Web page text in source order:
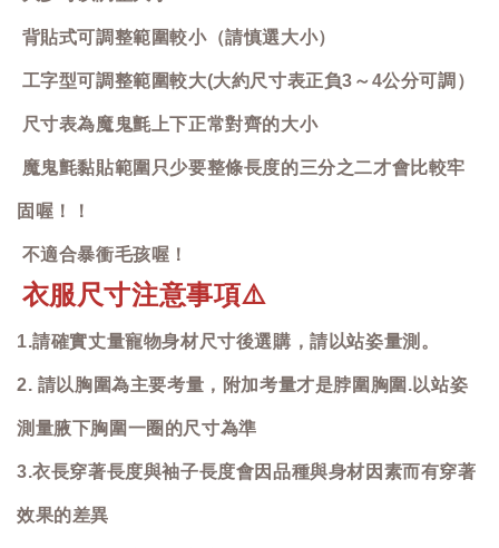
背貼式可調整範圍較小（請慎選大小）
工字型可調整範圍較大(大約尺寸表正負3～4公分可調）
尺寸表為魔鬼氈上下正常對齊的大小
魔鬼氈黏貼範圍只少要整條長度的三分之二才會比較牢
固喔！！
不適合暴衝毛孩喔！
衣服尺寸注意事項⚠️
1.請確實丈量寵物身材尺寸後選購，請以站姿量測。
2. 請以胸圍為主要考量，附加考量才是脖圍胸圍.以站姿
測量腋下胸圍一圈的尺寸為準
3.衣長穿著長度與袖子長度會因品種與身材因素而有穿著
效果的差異